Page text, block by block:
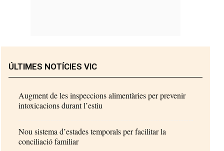
ÚLTIMES NOTÍCIES VIC
Augment de les inspeccions alimentàries per prevenir
intoxicacions durant l’estiu
Nou sistema d’estades temporals per facilitar la
conciliació familiar